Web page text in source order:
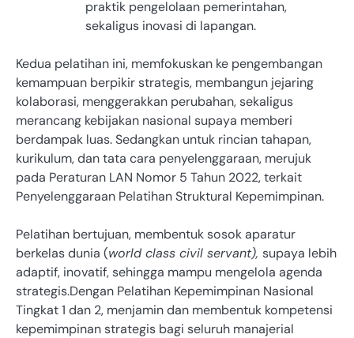
praktik pengelolaan pemerintahan,
sekaligus inovasi di lapangan.
Kedua pelatihan ini, memfokuskan ke pengembangan
kemampuan berpikir strategis, membangun jejaring
kolaborasi, menggerakkan perubahan, sekaligus
merancang kebijakan nasional supaya memberi
berdampak luas. Sedangkan untuk rincian tahapan,
kurikulum, dan tata cara penyelenggaraan, merujuk
pada Peraturan LAN Nomor 5 Tahun 2022, terkait
Penyelenggaraan Pelatihan Struktural Kepemimpinan.
Pelatihan bertujuan, membentuk sosok aparatur
berkelas dunia (world class civil servant), supaya lebih
adaptif, inovatif, sehingga mampu mengelola agenda
strategis.Dengan Pelatihan Kepemimpinan Nasional
Tingkat 1 dan 2, menjamin dan membentuk kompetensi
kepemimpinan strategis bagi seluruh manajerial